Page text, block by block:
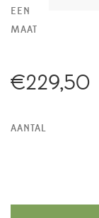
EEN
MAAT
€229,50
AANTAL